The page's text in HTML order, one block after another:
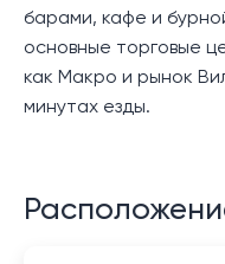
барами, кафе и
основные торговые
как Макро и рынок
минутах езды.